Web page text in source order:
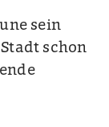
sein
schon